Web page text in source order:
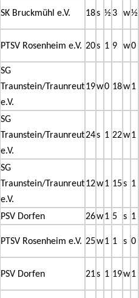
SK Bruckmühl e.V. 18s ½ 3 w½
PTSV Rosenheim e.V. 20s 1 9 w0
SG
Traunstein/Traunreut
e.V.
19w0 18w1
SG
Traunstein/Traunreut
e.V.
24s 1 22w1
SG
Traunstein/Traunreut
e.V.
12w1 15s 1
PSV Dorfen 26w1 5 s 1
PTSV Rosenheim e.V. 25w1 1 s 0
PSV Dorfen 21s 1 19w1